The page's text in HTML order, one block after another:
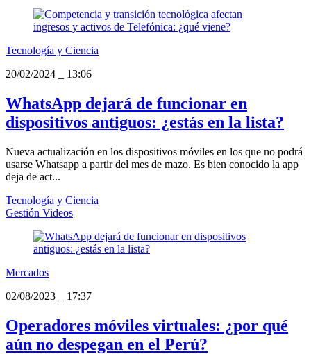
Tecnología y Ciencia
20/02/2024
13:06
WhatsApp dejará de funcionar en
dispositivos antiguos: ¿estás en la lista?
Nueva actualización en los dispositivos móviles en los que no podrá
usarse Whatsapp a partir del mes de mazo. Es bien conocido la app
deja de act...
Tecnología y Ciencia
Gestión Videos
Mercados
02/08/2023
17:37
Operadores móviles virtuales: ¿por qué
aún no despegan en el Perú?